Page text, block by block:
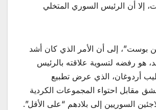
إلا أن الرئيس السوري المتخلي
بوست”، إلى أن الأمر الذي كان أشد
هو رفضه لتسوية علاقته بالرئيس
أردوغان، الذي عرض تطبيع
مقابل احتواء المجموعات الكردية
السوريين إلى بلادهم “على الأقل”.